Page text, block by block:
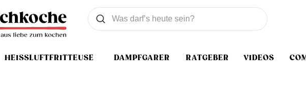
HEISSLUFTFRITTEUSE DAMPFGARER RATGEBER VIDEOS
Was wollen Sie suchen
Suchen